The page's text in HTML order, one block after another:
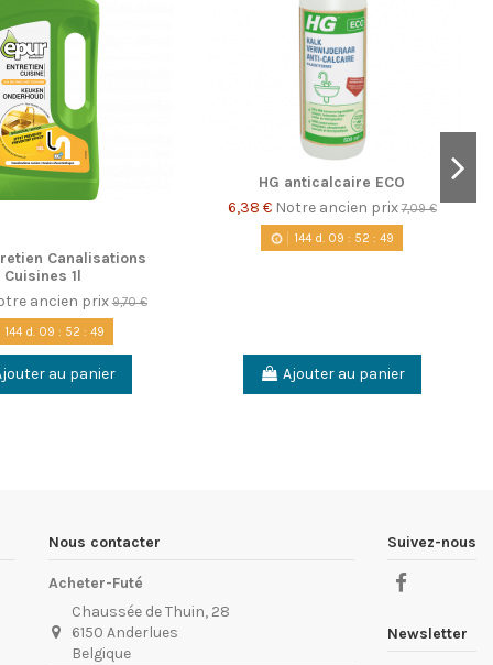
Canalisations
Cuisines 1l
ancien prix9,70 €
144d. 09 : 52 : 48
au panier
HG anticalcaire ECO
6,38 € Notre ancien prix7,09 €
144d. 09 : 52 : 48
Ajouter au panier
Nous contacter
Acheter-Futé
Chaussée de Thuin, 28
6150 Anderlues
Belgique
Suivez-nous
Newsletter